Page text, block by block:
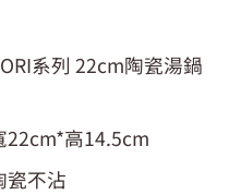
系列 22cm陶瓷湯鍋
22cm*高14.5cm
瓷不沾